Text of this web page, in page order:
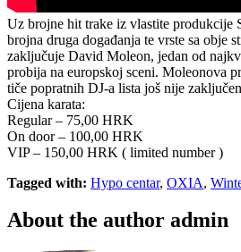
Uz brojne hit trake iz vlastite produkcije
brojna druga događanja te vrste sa obje
zaključuje David Moleon, jedan od
probija na europskoj sceni. Moleonova
tiče popratnih DJ-a lista još nije
Cijena karata:
Regular – 75,00 HRK
On door – 100,00 HRK
VIP – 150,00 HRK ( limited number )
Tagged with: Hypo centar, OXIA,
About the author admin